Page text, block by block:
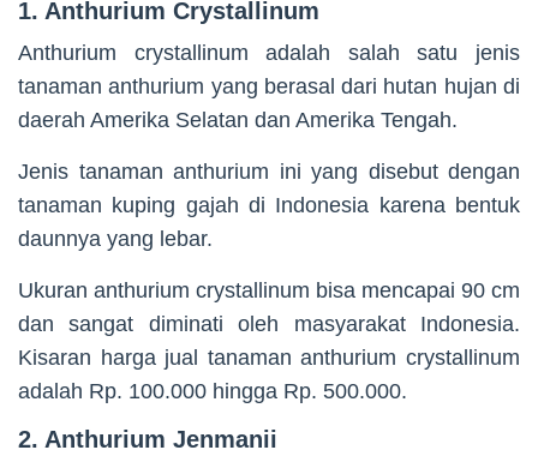
1. Anthurium Crystallinum
Anthurium crystallinum adalah salah satu jenis
tanaman anthurium yang berasal dari hutan hujan di
daerah Amerika Selatan dan Amerika Tengah.
Jenis tanaman anthurium ini yang disebut dengan
tanaman kuping gajah di Indonesia karena bentuk
daunnya yang lebar.
Ukuran anthurium crystallinum bisa mencapai 90 cm
dan sangat diminati oleh masyarakat Indonesia.
Kisaran harga jual tanaman anthurium crystallinum
adalah Rp. 100.000 hingga Rp. 500.000.
2. Anthurium Jenmanii